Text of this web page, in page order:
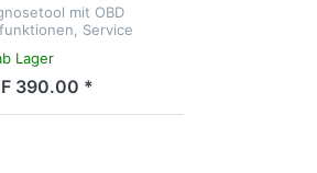
mit OBD
Service
Lager
390.00 *